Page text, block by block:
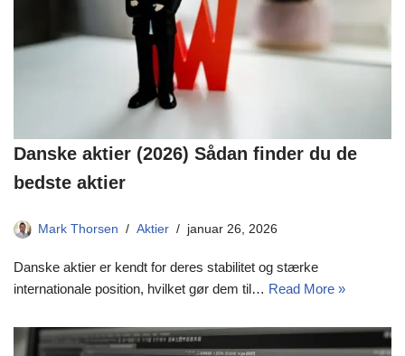
Danske aktier (2026) Sådan finder du de
bedste aktier
Mark Thorsen Aktier januar 26, 2026
Danske aktier er kendt for deres stabilitet og stærke
internationale position, hvilket gør dem til… Read More »